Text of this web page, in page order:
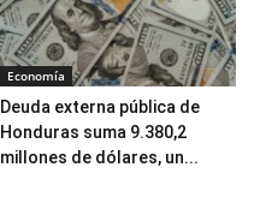
Economía
Deuda externa pública de
Honduras suma 9.380,2
millones de dólares, un...